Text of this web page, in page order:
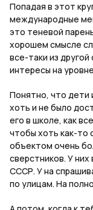
Попадая в этот
международные
это теневой
хорошем смысле
все-таки из
интересы на
Понятно, что дети
хоть и не было
его в школе, как
чтобы хоть как-то
объектом очень
сверстников. У
СССР. У на
по улицам. На